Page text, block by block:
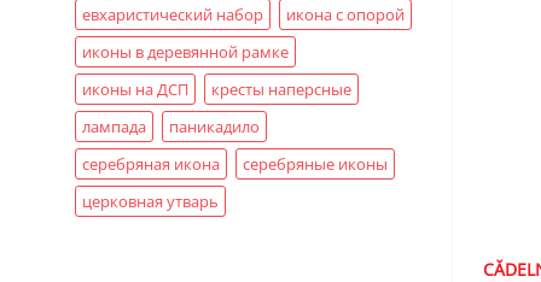
евхаристический набор
икона с опорой
иконы в деревянной рамке
иконы на ДСП
кресты наперсные
лампада
паникадило
серебряная икона
серебряные иконы
церковная утварь